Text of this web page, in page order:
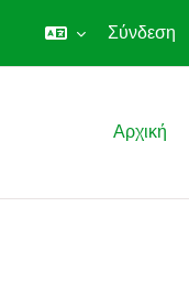
Σύνδεση
Αρχική